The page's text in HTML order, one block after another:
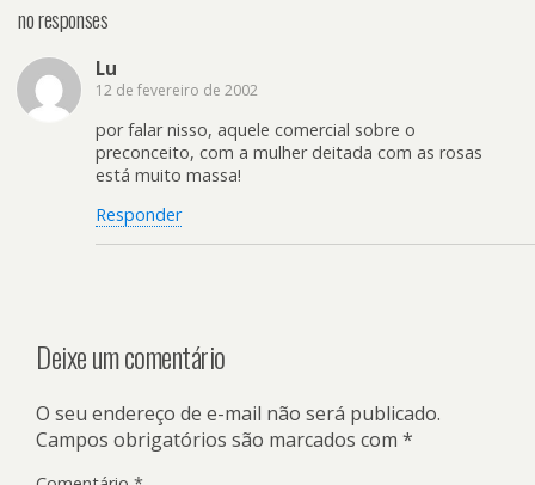
no responses
Lu
12 de fevereiro de 2002
por falar nisso, aquele comercial sobre o
preconceito, com a mulher deitada com as rosas
está muito massa!
Responder
Deixe um comentário
O seu endereço de e-mail não será publicado.
Campos obrigatórios são marcados com *